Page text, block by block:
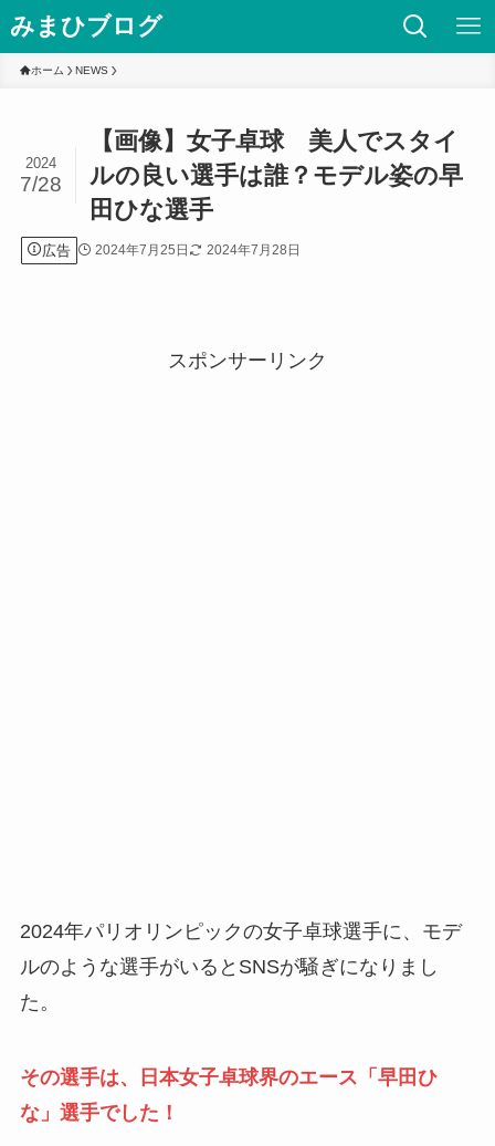
みまひブログ
ホーム NEWS
【画像】女子卓球 美人でスタイ
ルの良い選手は誰？モデル姿の早
田ひな選手
2024
7/28
広告 2024年7月25日 2024年7月28日
スポンサーリンク
2024年パリオリンピックの女子卓球選手に、モデ
ルのような選手がいるとSNSが騒ぎになりまし
た。
その選手は、日本女子卓球界のエース「早田ひ
な」選手でした！